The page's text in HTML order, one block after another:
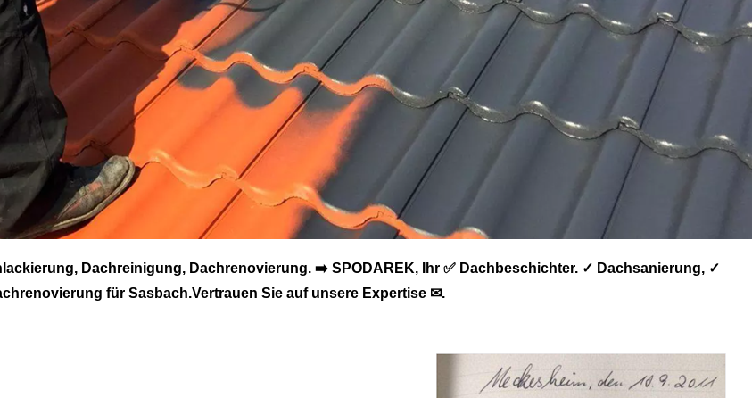
Dachreinigung, Dachrenovierung. ➡️ SPODAREK, Ihr ✅ Dachbeschichter. ✓ Dachsanierung, ✓
für Sasbach.Vertrauen Sie auf unsere Expertise ✉.